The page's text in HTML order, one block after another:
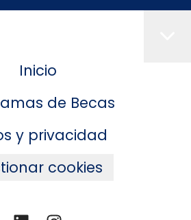
Inicio
de Becas
y privacidad
cookies